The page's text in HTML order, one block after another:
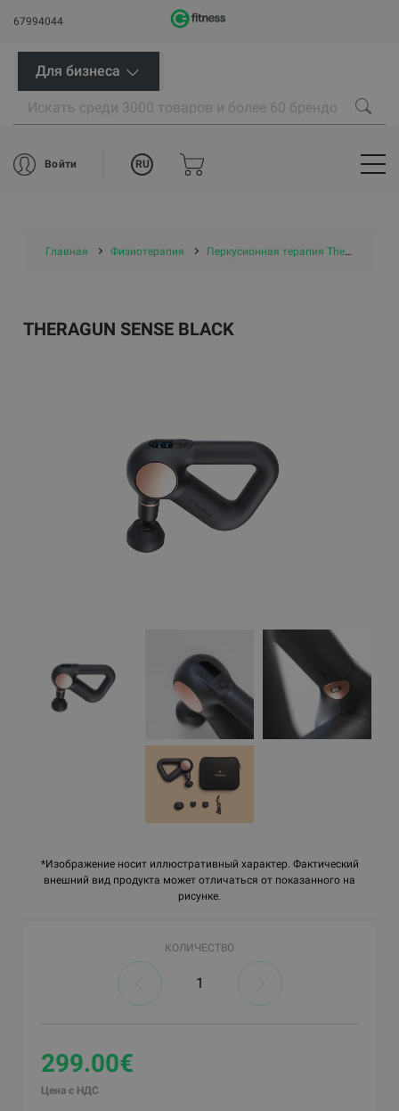
67994044
Для бизнеса
Войти RU
Главная Физиотерапия Перкусионная терапия Theragun Therabody
*Изображение носит иллюстративный характер. Фактический
внешний вид продукта может отличаться от показанного на
рисунке.
THERAGUN SENSE BLACK
КОЛИЧЕСТВО
299.00€
Цена с НДС